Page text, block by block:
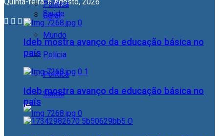
Geral
Mundo
Polícia
Política
Saúde
Política
Saúde
Ideb mostra avanço da educação básica no
país
Ideb mostra avanço da educação básica no
país